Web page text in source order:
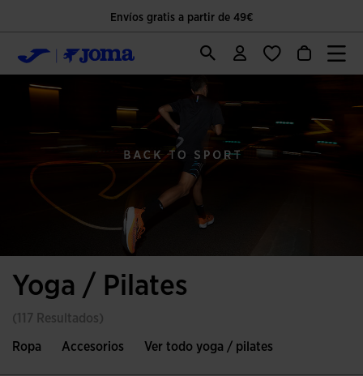
Envíos gratis a partir de 49€
Yoga / Pilates
(117 Resultados)
Ropa Accesorios Ver todo yoga / pilates